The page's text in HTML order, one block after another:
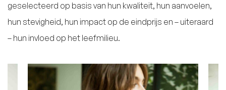
geselecteerd op basis van hun kwaliteit, hun aanvoelen,
hun stevigheid, hun impact op de eindprijs en – uiteraard
– hun invloed op het leefmilieu.